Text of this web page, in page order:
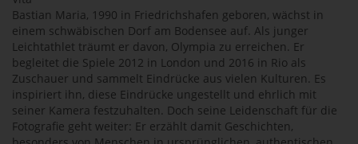
Bastian Maria, 1990 in Friedrichshafen geboren, wächst in
einem schwäbischen Dorf am Bodensee auf. Als junger
Leichtathlet träumt er davon, Olympia zu erreichen. Er
begleitet die Spiele 2012 in London und 2016 in Rio als
Zuschauer und sammelt Eindrücke aus vielen Kulturen. Es
inspiriert ihn, diese Eindrücke ungestellt und ehrlich mit
seiner Kamera festzuhalten. Doch seine Leidenschaft für die
Fotografie geht weiter: Er erzählt damit Geschichten,